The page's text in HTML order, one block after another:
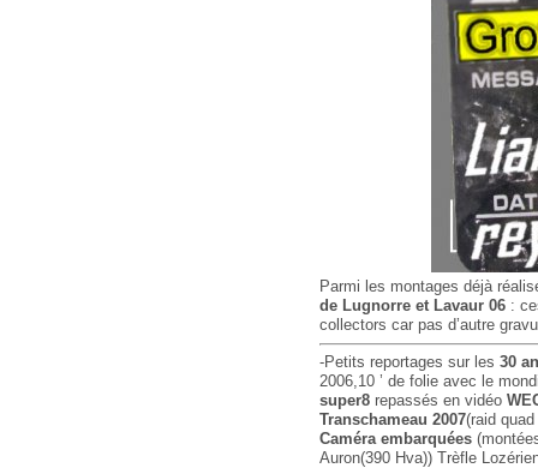
Parmi les montages déjà
de Lugnorre et Lavaur 06 :
collectors car pas d’autre
-Petits reportages sur les 30
2006,10 ’ de folie avec le
super8 repassés en vidéo
Transchameau 2007(raid
Caméra embarquées
Auron(390 Hva)) Trèfle